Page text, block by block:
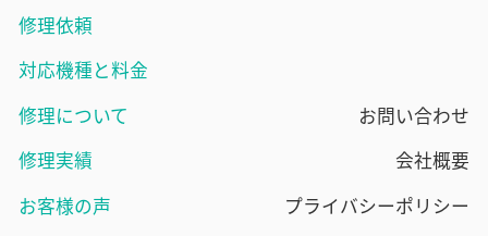
修理依頼
対応機種と料金
修理について
修理実績
お客様の声
お問い合わせ
会社概要
プライバシーポリシー